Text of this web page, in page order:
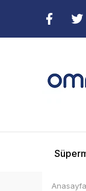
Anasayfa